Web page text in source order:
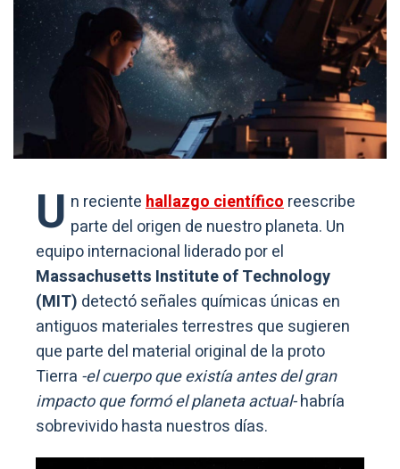
U n recientehallazgo científicoreescribe
parte del origen de nuestro planeta. Un
equipo internacional liderado por el
Massachusetts Institute of Technology
(MIT) detectó señales químicas únicas en
antiguos materiales terrestres que sugieren
que parte del material original de la proto
Tierra -el cuerpo que existía antes del gran
impacto que formó el planeta actual-habría
sobrevivido hasta nuestros días.